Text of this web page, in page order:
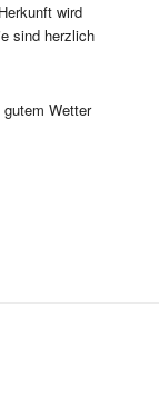
wird
sind herzlich
Wetter